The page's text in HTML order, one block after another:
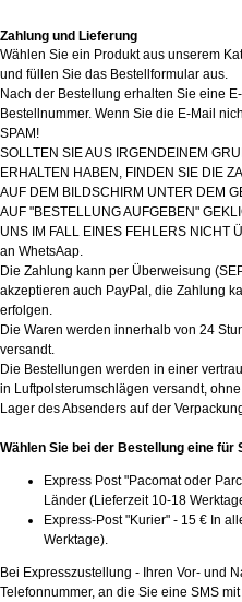
Zahlung und Lieferung
Wählen Sie ein Produkt aus unserem
und füllen Sie das Bestellformular aus.
Nach der Bestellung erhalten Sie eine
Bestellnummer. Wenn Sie die E-Mail
SPAM!
SOLLTEN SIE AUS IRGENDEINEM
ERHALTEN HABEN, FINDEN SIE DIE
AUF DEM BILDSCHIRM UNTER DEM
AUF "BESTELLUNG AUFGEBEN"
UNS IM FALL EINES FEHLERS NICHT
an WhetsAap.
Die Zahlung kann per Überweisung
akzeptieren auch PayPal, die Zahlung
erfolgen.
Die Waren werden innerhalb von 24
versandt.
Die Bestellungen werden in einer
in Luftpolsterumschlägen versandt,
Lager des Absenders auf der
Wählen Sie bei der Bestellung eine für
Express Post "Pacomat oder
Länder (Lieferzeit 10-18
Express-Post "Kurier" - 15 € In
Werktage).
Bei Expresszustellung - Ihren Vor- und
Telefonnummer, an die Sie eine SMS